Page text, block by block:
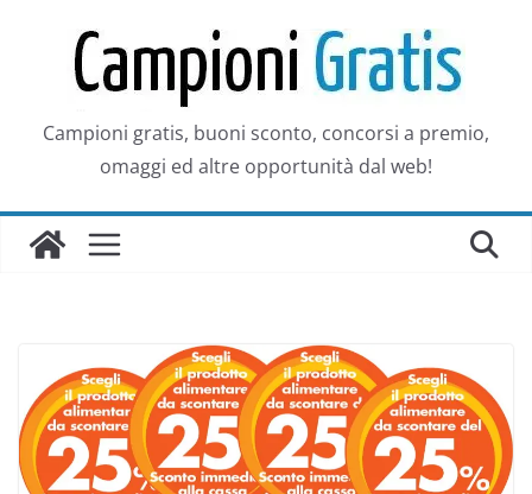
contenuto
Campioni gratis, buoni sconto, concorsi a premio,
omaggi ed altre opportunità dal web!